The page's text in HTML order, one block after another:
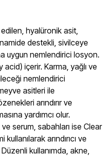
hyalüronik asit,
destekli, sivilceye
uygun nemlendirici losyon.
içerir. Karma, yağlı ve
nemlendirici
asitleri ile
arındırır ve
yardımcı olur.
serum, sabahları ise Clear
arındırıcı ve
kullanımda, akne,